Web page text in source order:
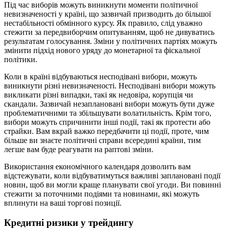
Під час виборів можуть виникнути моменти політичної
невизначеності у країні, що зазвичай призводить до більшої
нестабільності обмінного курсу. Як правило, слід уважно
стежити за передвиборчим опитуванням, щоб не дивуватись
результатам голосування. Зміни у політичних партіях можуть
змінити підхід нового уряду до монетарної та фіскальної
політики.
Коли в країні відбуваються несподівані вибори, можуть
виникнути різні невизначеності. Несподівані вибори можуть
викликати різні випадки, такі як недовіра, корупція чи
скандали. Зазвичай незаплановані вибори можуть бути дуже
проблематичними та збільшувати волатильність. Крім того,
вибори можуть спричинити інші події, такі як протести або
страйки. Вам вкрай важко передбачити ці події, проте, чим
більше ви знаєте політичні справи всередині країни, тим
легше вам буде реагувати на раптові зміни.
Використання економічного календаря дозволить вам
відстежувати, коли відбуватимуться важливі заплановані події
новин, щоб ви могли краще планувати свої угоди. Ви повинні
стежити за поточними подіями та новинами, які можуть
вплинути на ваші торгові позиції.
Кредитні ризики у трейдингу